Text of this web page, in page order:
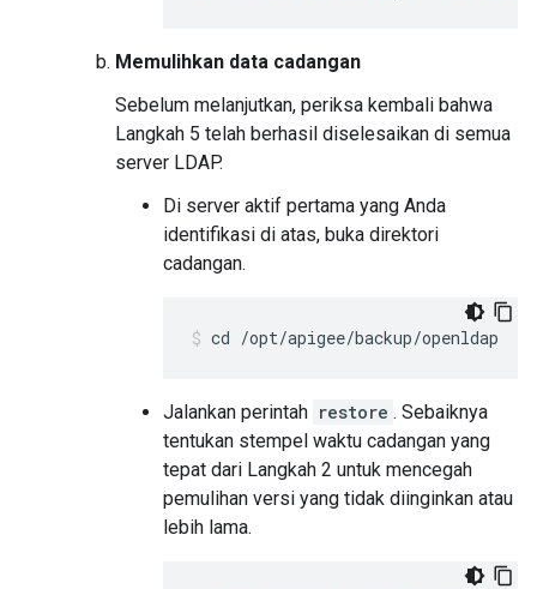
Memulihkan data cadangan
Sebelum melanjutkan, periksa kembali bahwa
Langkah 5 telah berhasil diselesaikan di semua
server LDAP.
Di server aktif pertama yang Anda
identifikasi di atas, buka direktori
cadangan.
cd /opt/apigee/backup/openldap
Jalankan perintah restore . Sebaiknya
tentukan stempel waktu cadangan yang
tepat dari Langkah 2 untuk mencegah
pemulihan versi yang tidak diinginkan atau
lebih lama.